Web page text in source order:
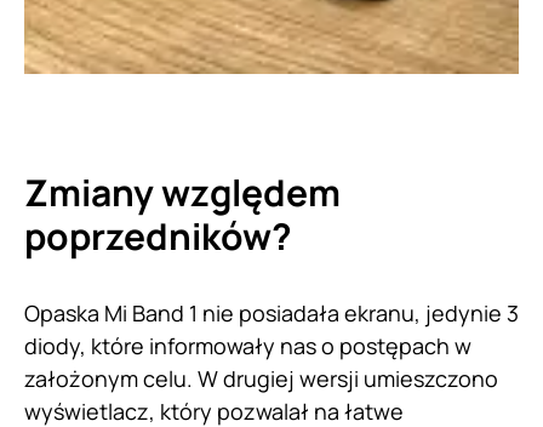
Zmiany względem
poprzedników?
Opaska Mi Band 1 nie posiadała ekranu, jedynie 3
diody, które informowały nas o postępach w
założonym celu. W drugiej wersji umieszczono
wyświetlacz, który pozwalał na łatwe